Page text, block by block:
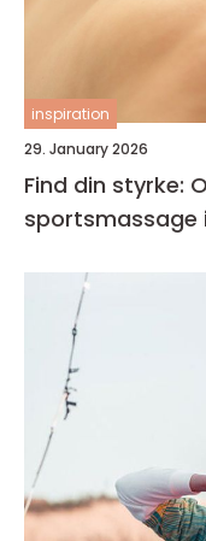
inspiration
29. January 2026
Find din styrke:
sportsmassage